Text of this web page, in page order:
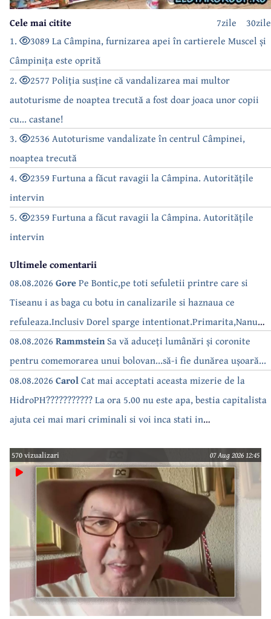
30zile
7zile
Cele mai citite
1.
3089 La Câmpina, furnizarea apei în cartierele Muscel și
Câmpinița este oprită
2.
2577 Poliția susține că vandalizarea mai multor
autoturisme de noaptea trecută a fost doar joaca unor copii
cu... castane!
3.
2536 Autoturisme vandalizate în centrul Câmpinei,
noaptea trecută
4.
2359 Furtuna a făcut ravagii la Câmpina. Autoritățile
intervin
5.
2359 Furtuna a făcut ravagii la Câmpina. Autoritățile
intervin
Ultimele comentarii
08.08.2026 GorePe Bontic,pe toti sefuletii printre care si
Tiseanu i as baga cu botu in canalizarile si haznaua ce
refuleaza.Inclusiv Dorel sparge intentionat.Primarita,Nanu
bea apa de la robinet.Asta as intreba o si pe Izabel Mitrea
08.08.2026 RammsteinSa vă aduceți lumânări și coronite
pentru comemorarea unui bolovan...să-i fie dunărea ușoară...
08.08.2026 CarolCat mai acceptati aceasta mizerie de la
HidroPH??????????? La ora 5.00 nu este apa, bestia capitalista
ajuta cei mai mari criminali si voi inca stati in
570 vizualizari 07 Aug 2026 12:45